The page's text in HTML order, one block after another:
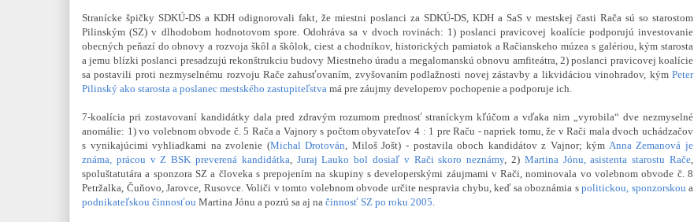
Stranícke špičky SDKÚ-DS a KDH odignorovali fakt, že miestni poslanci za SDKÚ-DS, KDH a SaS v mestskej časti Rača sú so starostom
Pilinským (SZ) v dlhodobom hodnotovom spore. Odohráva sa v dvoch rovinách: 1) poslanci pravicovej koalície podporujú investovanie
obecných peňazí do obnovy a rozvoja škôl a škôlok, ciest a chodníkov, historických pamiatok a Račianskeho múzea s galériou, kým starosta
a jemu blízki poslanci presadzujú rekonštrukciu budovy Miestneho úradu a megalomanskú obnovu amfiteátra, 2) poslanci pravicovej koalície
sa postavili proti nezmyselnému rozvoju Rače zahusťovaním, zvyšovaním podlažnosti novej zástavby a likvidáciou vinohradov, kým Peter
Pilinský ako starosta a poslanec mestského zastupiteľstva má pre záujmy developerov pochopenie a podporuje ich.
7-koalícia pri zostavovaní kandidátky dala pred zdravým rozumom prednosť straníckym kľúčom a vďaka nim „vyrobila“ dve nezmyselné
anomálie: 1) vo volebnom obvode č. 5 Rača a Vajnory s počtom obyvateľov 4 : 1 pre Raču - napriek tomu, že v Rači mala dvoch uchádzačov
s vynikajúcimi vyhliadkami na zvolenie (Michal Drotován, Miloš Jošt) - postavila oboch kandidátov z Vajnor; kým Anna Zemanová je
známa, prácou v Z BSK preverená kandidátka, Juraj Lauko bol dosiaľ v Rači skoro neznámy, 2) Martina Jónu, asistenta starostu Rače,
spoluštatutára a sponzora SZ a človeka s prepojením na skupiny s developerskými záujmami v Rači, nominovala vo volebnom obvode č. 8
Petržalka, Čuňovo, Jarovce, Rusovce. Voliči v tomto volebnom obvode určite nespravia chybu, keď sa oboznámia s politickou, sponzorskou a
podnikateľskou činnosťou Martina Jónu a pozrú sa aj na činnosť SZ po roku 2005.